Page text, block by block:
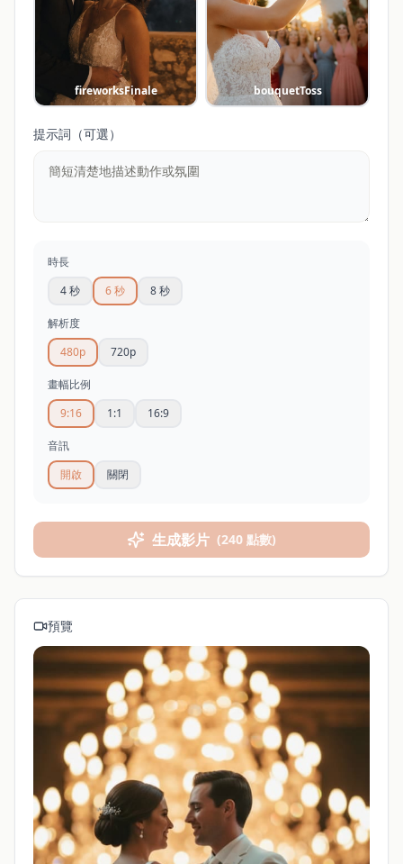
fireworksFinale bouquetToss
提示詞（可選）
時長
4 秒
6 秒 8 秒
解析度
480p
720p
畫幅比例
9:16
1:1 16:9
音訊
開啟
關閉
生成影片 (240 點數)
預覽